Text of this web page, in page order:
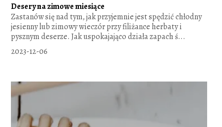
Desery na zimowe miesiące
Zastanów się nad tym, jak przyjemnie jest spędzić chłodny
jesienny lub zimowy wieczór przy filiżance herbaty i
pysznym deserze. Jak uspokajająco działa zapach ś...
2023-12-06